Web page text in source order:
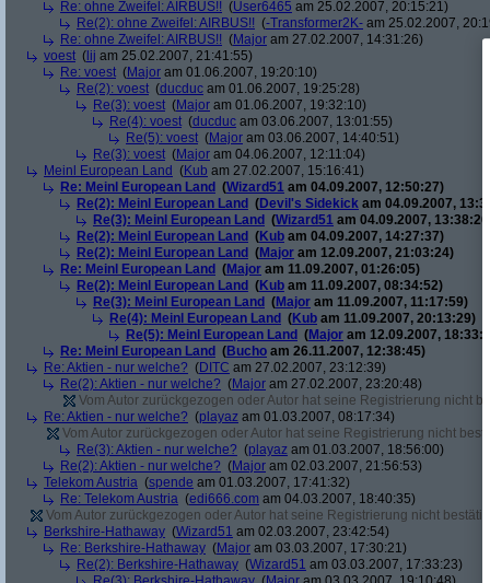
Re: ohne Zweifel: AIRBUS!! (User6465 am 25.02.2007, 20:15:21)
Re(2): ohne Zweifel: AIRBUS!! (-Transformer2K- am 25.02.2007,
Re: ohne Zweifel: AIRBUS!! (Major am 27.02.2007, 14:31:26)
voest ( lij am 25.02.2007, 21:41:55)
Re: voest (Major am 01.06.2007, 19:20:10)
Re(2): voest (ducduc am 01.06.2007, 19:25:28)
Re(3): voest (Major am 01.06.2007, 19:32:10)
Re(4): voest (ducduc am 03.06.2007, 13:01:55)
Re(5): voest (Major am 03.06.2007, 14:40:51)
Re(3): voest (Major am 04.06.2007, 12:11:04)
Meinl European Land (Kub am 27.02.2007, 15:16:41)
Re: Meinl European Land (Wizard51 am 04.09.2007, 12:50:27)
Re(2): Meinl European Land (Devil's Sidekick am 04.09.2007,
Re(3): Meinl European Land (Wizard51 am 04.09.2007,
Re(2): Meinl European Land (Kub am 04.09.2007, 14:27:37)
Re(2): Meinl European Land (Major am 12.09.2007, 21:03:24)
Re: Meinl European Land (Major am 11.09.2007, 01:26:05)
Re(2): Meinl European Land (Kub am 11.09.2007, 08:34:52)
Re(3): Meinl European Land (Major am 11.09.2007, 11:17:59)
Re(4): Meinl European Land (Kub am 11.09.2007, 20:13:29)
Re(5): Meinl European Land (Major am 12.09.2007,
Re: Meinl European Land (Bucho am 26.11.2007, 12:38:45)
Re: Aktien - nur welche? (DITC am 27.02.2007, 23:12:39)
Re(2): Aktien - nur welche? (Major am 27.02.2007, 23:20:48)
Vom Autor zurückgezogen oder Autor hat seine Registrierung nicht
Re: Aktien - nur welche? (playaz am 01.03.2007, 08:17:34)
Vom Autor zurückgezogen oder Autor hat seine Registrierung nicht
Re(3): Aktien - nur welche? (playaz am 01.03.2007, 18:56:00)
Re(2): Aktien - nur welche? (Major am 02.03.2007, 21:56:53)
Telekom Austria (spende am 01.03.2007, 17:41:32)
Re: Telekom Austria (edi666.com am 04.03.2007, 18:40:35)
Vom Autor zurückgezogen oder Autor hat seine Registrierung nicht
Berkshire-Hathaway (Wizard51 am 02.03.2007, 23:42:54)
Re: Berkshire-Hathaway (Major am 03.03.2007, 17:30:21)
Re(2): Berkshire-Hathaway (Wizard51 am 03.03.2007, 17:33:23)